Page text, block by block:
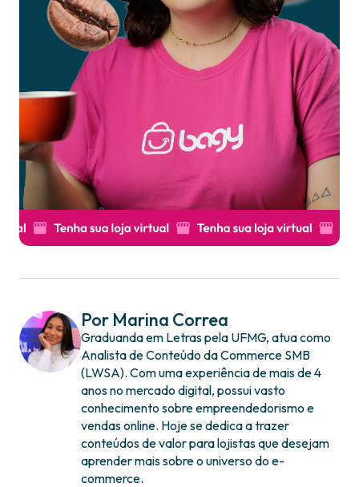
Por Marina Correa
Graduanda em Letras pela UFMG, atua como
Analista de Conteúdo da Commerce SMB
(LWSA). Com uma experiência de mais de 4
anos no mercado digital, possui vasto
conhecimento sobre empreendedorismo e
vendas online. Hoje se dedica a trazer
conteúdos de valor para lojistas que desejam
aprender mais sobre o universo do e-
commerce.